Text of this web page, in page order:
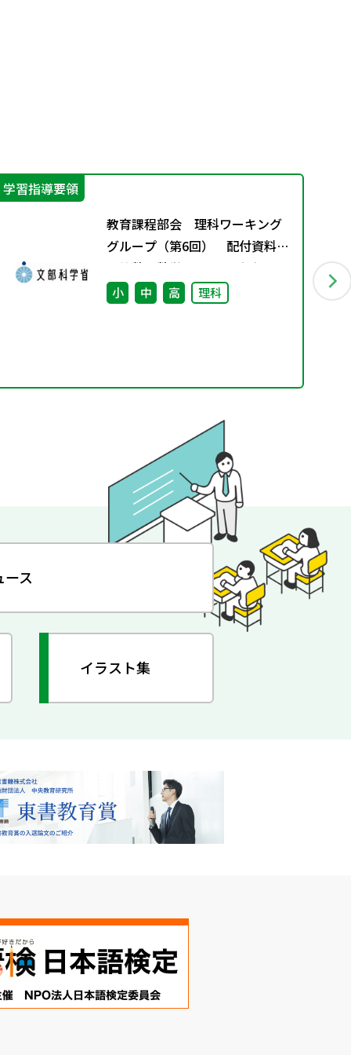
学習指導要領
教育課程部会 理科ワーキング
グループ（第6回） 配付資料
※算数・数学ワーキンググルー
プ（第7回）と合同開催
小 中 高 理科
ース
イラスト集